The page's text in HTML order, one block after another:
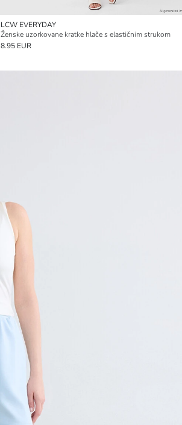
LCW EVERYDAY
Ženske uzorkovane kratke hlače s elastičnim strukom
8.95 EUR